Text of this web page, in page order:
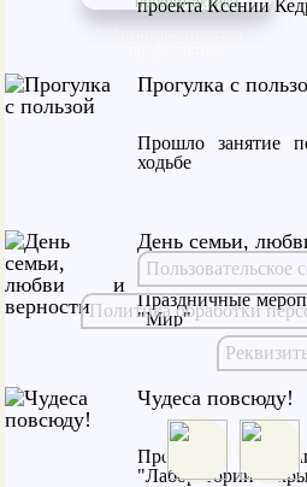
проекта Ксении
Прогулка с
Прошло занятие
ходьбе
День семьи,
Праздничные
"Мир"
Чудеса повсюду!
Прошло
"Лаборатории
Пользовательское
Политика обработки